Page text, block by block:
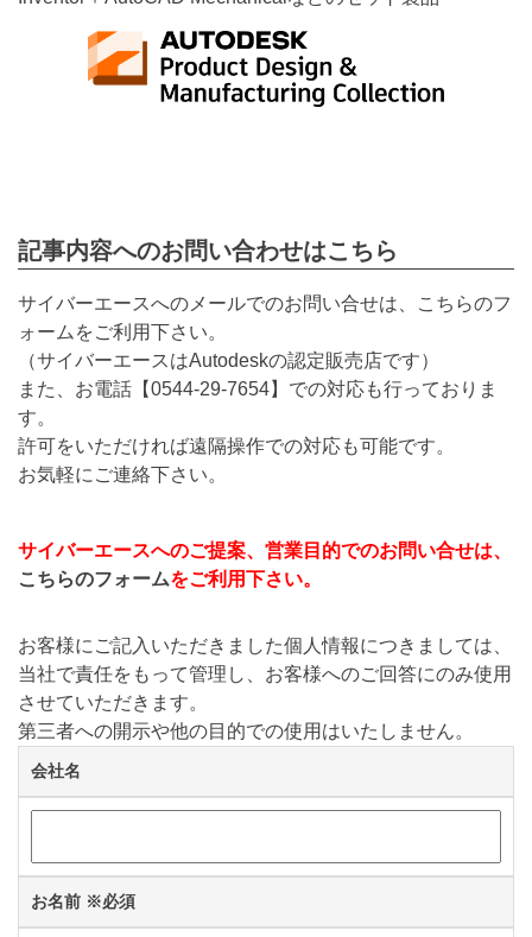
記事内容へのお問い合わせはこちら
サイバーエースへのメールでのお問い合せは、こちらのフ
ォームをご利用下さい。
（サイバーエースはAutodeskの認定販売店です）
また、お電話【0544-29-7654】での対応も行っておりま
す。
許可をいただければ遠隔操作での対応も可能です。
お気軽にご連絡下さい。
サイバーエースへのご提案、営業目的でのお問い合せは、
こちらのフォームをご利用下さい。
お客様にご記入いただきました個人情報につきましては、
当社で責任をもって管理し、お客様へのご回答にのみ使用
させていただきます。
第三者への開示や他の目的での使用はいたしません。
会社名
お名前 ※必須